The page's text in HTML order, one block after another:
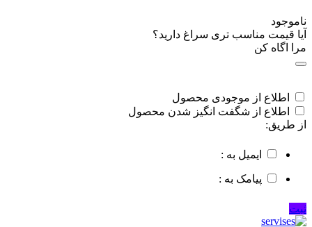
ناموجود
آیا قیمت مناسب تری سراغ دارید؟
مرا اگاه کن
اطلاع از موجودی محصول
اطلاع از شگفت انگیز شدن محصول
از طریق:
ایمیل به :
پیامک به :
ثبت